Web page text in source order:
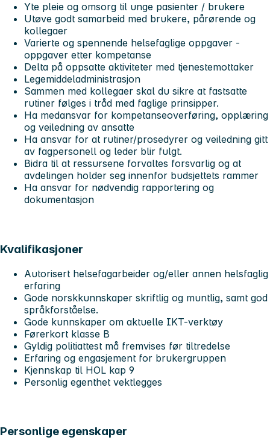
Yte pleie og omsorg til unge pasienter / brukere
Utøve godt samarbeid med brukere, pårørende og
kollegaer
Varierte og spennende helsefaglige oppgaver -
oppgaver etter kompetanse
Delta på oppsatte aktiviteter med tjenestemottaker
Legemiddeladministrasjon
Sammen med kollegaer skal du sikre at fastsatte
rutiner følges i tråd med faglige prinsipper.
Ha medansvar for kompetanseoverføring, opplæring
og veiledning av ansatte
Ha ansvar for at rutiner/prosedyrer og veiledning gitt
av fagpersonell og leder blir fulgt.
Bidra til at ressursene forvaltes forsvarlig og at
avdelingen holder seg innenfor budsjettets rammer
Ha ansvar for nødvendig rapportering og
dokumentasjon
Kvalifikasjoner
Autorisert helsefagarbeider og/eller annen helsfaglig
erfaring
Gode norskkunnskaper skriftlig og muntlig, samt god
språkforståelse.
Gode kunnskaper om aktuelle IKT-verktøy
Førerkort klasse B
Gyldig politiattest må fremvises før tiltredelse
Erfaring og engasjement for brukergruppen
Kjennskap til HOL kap 9
Personlig egenthet vektlegges
Personlige egenskaper